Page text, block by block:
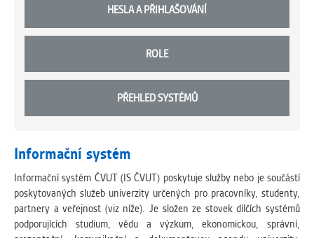
HESLA A PŘIHLAŠOVÁNÍ
ROLE
PŘEHLED SYSTÉMŮ
Informační systém
Informační systém ČVUT (IS ČVUT) poskytuje služby nebo je součástí
poskytovaných služeb univerzity určených pro pracovníky, studenty,
partnery a veřejnost (viz níže). Je složen ze stovek dílčích systémů
podporujících studium, vědu a výzkum, ekonomickou, správní,